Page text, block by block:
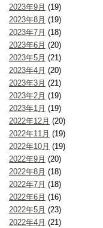
2023年9月 (19)
2023年8月 (19)
2023年7月 (18)
2023年6月 (20)
2023年5月 (21)
2023年4月 (20)
2023年3月 (21)
2023年2月 (19)
2023年1月 (19)
2022年12月 (20)
2022年11月 (19)
2022年10月 (19)
2022年9月 (20)
2022年8月 (18)
2022年7月 (18)
2022年6月 (16)
2022年5月 (23)
2022年4月 (21)